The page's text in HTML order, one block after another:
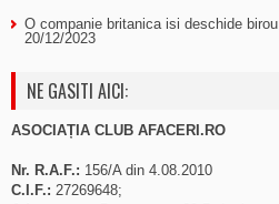
O companie britanica isi deschide
20/12/2023
NE GASITI AICI:
ASOCIAȚIA CLUB AFACERI.RO
Nr. R.A.F.: 156/A din 4.08.2010
C.I.F.: 27269648;